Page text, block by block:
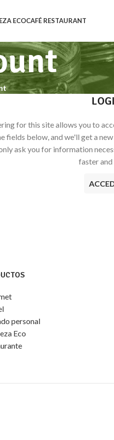
ECOCAFÉ RESTAURANT
for this site allows you to
fields below, and we'll get a
ask you for information
faster and
personal
Eco